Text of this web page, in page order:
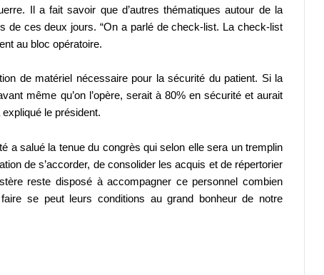
Il a fait savoir que d’autres thématiques autour de la
de ces deux jours. “On a parlé de check-list. La check-list
au bloc opératoire.
de matériel nécessaire pour la sécurité du patient. Si la
même qu’on l’opère, serait à 80% en sécurité et aurait
le président.
a salué la tenue du congrès qui selon elle sera un tremplin
de s’accorder, de consolider les acquis et de répertorier
reste disposé à accompagner ce personnel combien
se peut leurs conditions au grand bonheur de notre